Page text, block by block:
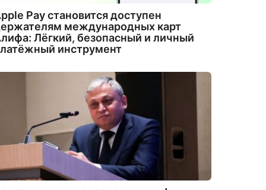
Pay становится доступен
международных карт
Лёгкий, безопасный и личный
инструмент